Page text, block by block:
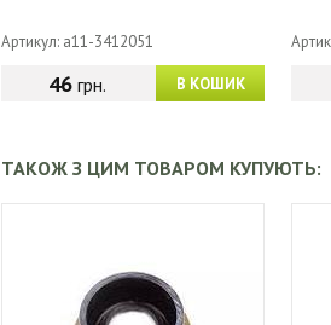
Артикул: a11-3412051
В КОШИК
46грн.
ТАКОЖ З ЦИМ ТОВАРОМ КУПУЮТЬ: